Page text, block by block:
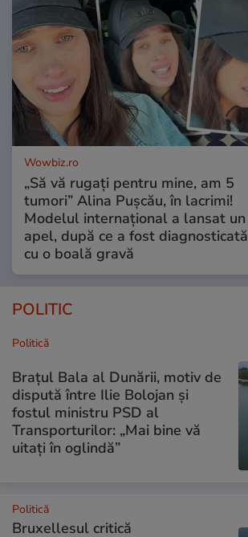
Wowbiz.ro
„Să vă rugați pentru mine, am 5
tumori” Alina Pușcău, în lacrimi!
Modelul internațional a lansat un
apel, după ce a fost diagnosticată
cu o boală gravă
POLITIC
Politică
Brațul Bala al Dunării, motiv de
dispută între Ilie Bolojan și
fostul ministru PSD al
Transporturilor: „Mai bine vă
uitați în oglindă”
Politică
Bruxellesul critică